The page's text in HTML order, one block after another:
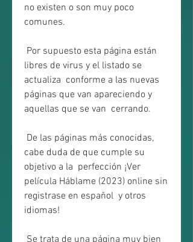
no existen o son muy poco
comunes.
libres de virus y el listado se
actualiza  conforme a las nuevas
páginas que van apareciendo y
aquellas que se van  cerrando.
cabe duda de que cumple su
objetivo a la  perfección ¡Ver
película Háblame (2023) online sin
registrase en español  y otros
idiomas!